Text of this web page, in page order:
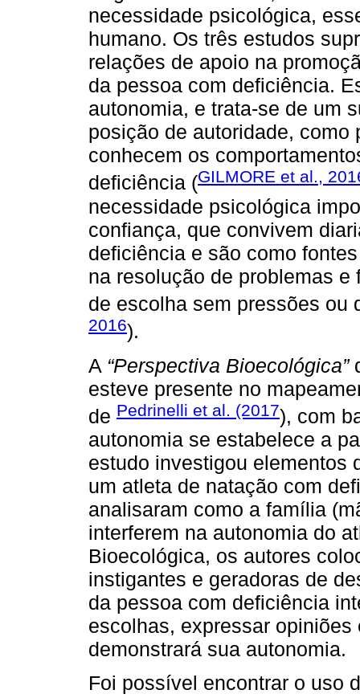
necessidade psicológica,
humano. Os três estudos
relações de apoio na
da pessoa com deficiência.
autonomia, e trata-se de um
posição de autoridade,
conhecem os
deficiência (GILMORE et al.,
necessidade psicológica
confiança, que convivem
deficiência e são como
na resolução de problemas
de escolha sem pressões ou
2016).
A “Perspectiva Bioecológica”
esteve presente no
de Pedrinelli et al. (2017), com
autonomia se estabelece a
estudo investigou elementos
um atleta de natação com
analisaram como a família
interferem na autonomia do
Bioecológica, os autores
instigantes e geradoras de
da pessoa com deficiência
escolhas, expressar
demonstrará sua autonomia.
Foi possível encontrar o uso